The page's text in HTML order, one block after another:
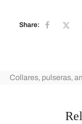
Share:
Collares, pulseras,